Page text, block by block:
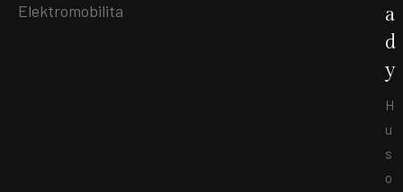
Elektromobilita
a
d
y
H
u
s
o